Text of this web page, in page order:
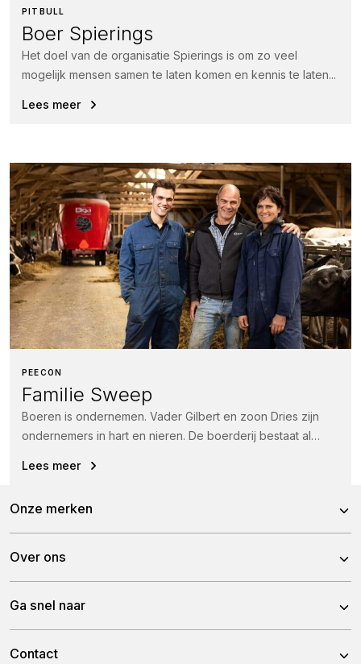
PITBULL
Boer Spierings
Het doel van de organisatie Spierings is om zo veel
mogelijk mensen samen te laten komen en kennis te laten...
Lees meer
PEECON
Familie Sweep
Boeren is ondernemen. Vader Gilbert en zoon Dries zijn
ondernemers in hart en nieren. De boerderij bestaat al
Lees meer
Onze merken
Tulip
Over ons
Team
Ga snel naar
Contact